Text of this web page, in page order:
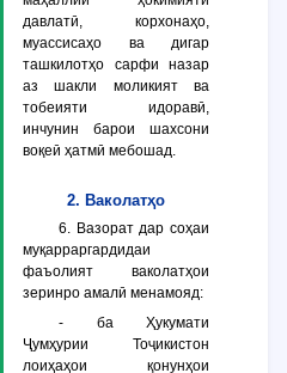
давлатӣ, корхонаҳо,
муассисаҳо ва дигар
ташкилотҳо сарфи назар
аз шакли моликият ва
тобеияти идоравӣ,
инчунин барои шахсони
воқеӣ ҳатмӣ мебошад.
2. Ваколатҳо
6. Вазорат дар соҳаи
муқарраргардидаи
фаъолият ваколатҳои
зеринро амалӣ менамояд:
- ба Ҳукумати
Ҷумҳурии Тоҷикистон
лоиҳаҳои қонунҳои